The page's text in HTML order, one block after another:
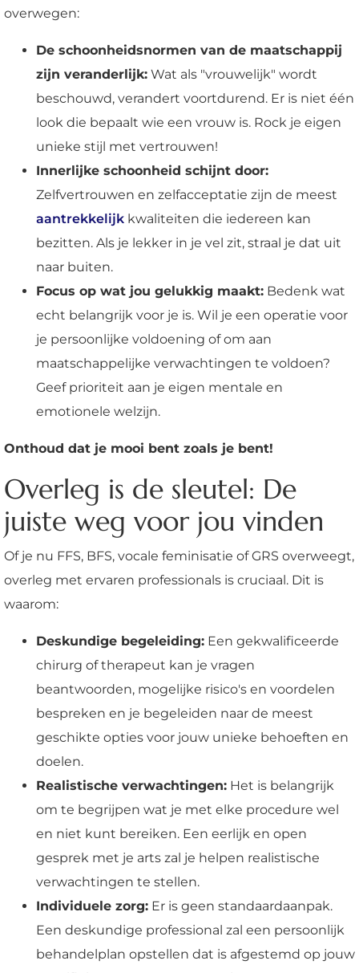
overwegen:
De schoonheidsnormen van de maatschappij
zijn veranderlijk: Wat als "vrouwelijk" wordt
beschouwd, verandert voortdurend. Er is niet één
look die bepaalt wie een vrouw is. Rock je eigen
unieke stijl met vertrouwen!
Innerlijke schoonheid schijnt door:
Zelfvertrouwen en zelfacceptatie zijn de meest
aantrekkelijk kwaliteiten die iedereen kan
bezitten. Als je lekker in je vel zit, straal je dat uit
naar buiten.
Focus op wat jou gelukkig maakt: Bedenk wat
echt belangrijk voor je is. Wil je een operatie voor
je persoonlijke voldoening of om aan
maatschappelijke verwachtingen te voldoen?
Geef prioriteit aan je eigen mentale en
emotionele welzijn.
Onthoud dat je mooi bent zoals je bent!
Overleg is de sleutel: De
juiste weg voor jou vinden
Of je nu FFS, BFS, vocale feminisatie of GRS overweegt,
overleg met ervaren professionals is cruciaal. Dit is
waarom:
Deskundige begeleiding: Een gekwalificeerde
chirurg of therapeut kan je vragen
beantwoorden, mogelijke risico's en voordelen
bespreken en je begeleiden naar de meest
geschikte opties voor jouw unieke behoeften en
doelen.
Realistische verwachtingen: Het is belangrijk
om te begrijpen wat je met elke procedure wel
en niet kunt bereiken. Een eerlijk en open
gesprek met je arts zal je helpen realistische
verwachtingen te stellen.
Individuele zorg: Er is geen standaardaanpak.
Een deskundige professional zal een persoonlijk
behandelplan opstellen dat is afgestemd op jouw